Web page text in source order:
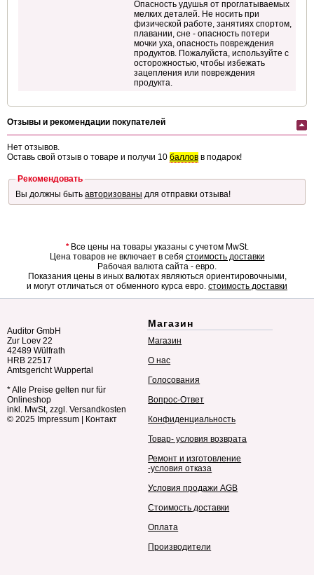
Опасность удушья от проглатываемых
мелких деталей. Не носить при
физической работе, занятиях спортом,
плавании, сне - опасность потери
мочки уха, опасность повреждения
продуктов. Пожалуйста, используйте с
осторожностью, чтобы избежать
зацепления или повреждения
продукта.
Отзывы и рекомендации покупателей
Нет отзывов.
Оставь свой отзыв о товаре и получи 10 баллов в подарок!
Рекомендовать
Вы должны быть авторизованы для отправки отзыва!
*Все цены на товары указаны с учетом MwSt.
Цена товаров не включает в себя стоимость доставки
Рабочая валюта сайта - евро.
Показания цены в иных валютах являються ориентировочными,
и могут отличаться от обменного курса евро. стоимость доставки
Auditor GmbH
Zur Loev 22
42489 Wülfrath
HRB 22517
Amtsgericht Wuppertal
* Alle Preise gelten nur für
Onlineshop
inkl. MwSt, zzgl. Versandkosten
© 2025 Impressum Контакт
Магазин
Магазин
О нас
Голосования
Вопрос-Ответ
Конфиденциальность
Товар- условия возврата
Ремонт и изготовление
-условия отказа
Условия продажи AGB
Стоимость доставки
Оплата
Производители